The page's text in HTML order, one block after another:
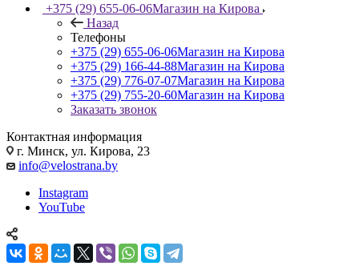
+375 (29) 655-06-06Магазин на Кирова
Назад
Телефоны
+375 (29) 655-06-06Магазин на Кирова
+375 (29) 166-44-88Магазин на Кирова
+375 (29) 776-07-07Магазин на Кирова
+375 (29) 755-20-60Магазин на Кирова
Заказать звонок
Контактная информация
г. Минск, ул. Кирова, 23
info@velostrana.by
Instagram
YouTube